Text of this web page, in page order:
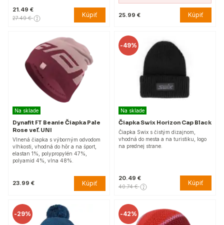
21.49 €
27.49 € Kúpiť 25.99 € Kúpiť
Na sklade
Dynafit FT Beanie Čiapka Pale
Rose veľ. UNI
Vlnená čiapka s výborným odvodom
vlhkosti, vhodná do hôr a na šport,
elastan 1%, polypropylén 47%,
polyamid 4%, vlna 48%.
23.99 € Kúpiť
-49%
Na sklade
Čiapka Swix Horizon Cap Black
Čiapka Swix s čistým dizajnom,
vhodná do mesta a na turistiku, logo
na prednej strane.
20.49 €
40.74 € Kúpiť
-29% -42%